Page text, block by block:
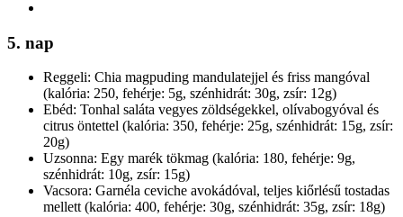
5. nap
Reggeli: Chia magpuding mandulatejjel és friss mangóval
(kalória: 250, fehérje: 5g, szénhidrát: 30g, zsír: 12g)
Ebéd: Tonhal saláta vegyes zöldségekkel, olívabogyóval és
citrus öntettel (kalória: 350, fehérje: 25g, szénhidrát: 15g, zsír:
20g)
Uzsonna: Egy marék tökmag (kalória: 180, fehérje: 9g,
szénhidrát: 10g, zsír: 15g)
Vacsora: Garnéla ceviche avokádóval, teljes kiőrlésű tostadas
mellett (kalória: 400, fehérje: 30g, szénhidrát: 35g, zsír: 18g)